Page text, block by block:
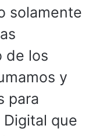
solamente
de los
y
para
que